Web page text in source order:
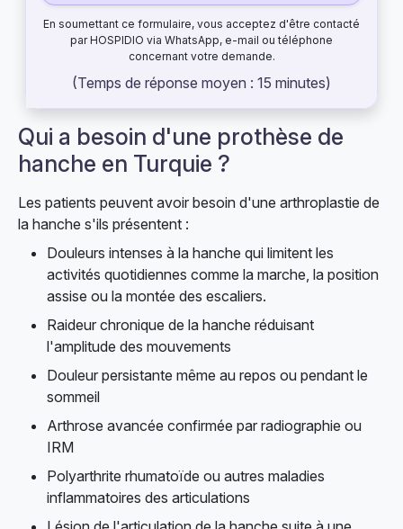
En soumettant ce formulaire, vous acceptez d'être contacté
par HOSPIDIO via WhatsApp, e-mail ou téléphone
concernant votre demande.
(Temps de réponse moyen : 15 minutes)
Qui a besoin d'une prothèse de
hanche en Turquie ?
Les patients peuvent avoir besoin d'une arthroplastie de
la hanche s'ils présentent :
Douleurs intenses à la hanche qui limitent les
activités quotidiennes comme la marche, la position
assise ou la montée des escaliers.
Raideur chronique de la hanche réduisant
l'amplitude des mouvements
Douleur persistante même au repos ou pendant le
sommeil
Arthrose avancée confirmée par radiographie ou
IRM
Polyarthrite rhumatoïde ou autres maladies
inflammatoires des articulations